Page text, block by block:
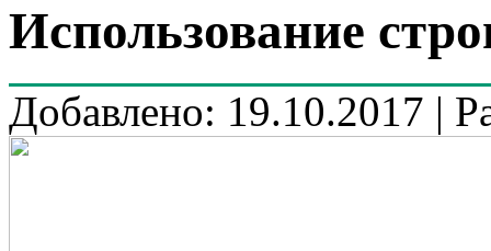
Использование
Добавлено: 19.10.2017 |